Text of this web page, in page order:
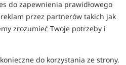
do zapewnienia prawidłowego
przez partnerów takich jak
zrozumieć Twoje potrzeby i
do korzystania ze strony.
PRODUKT